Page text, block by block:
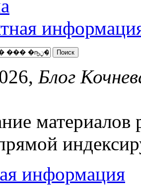
Блог
материалов
информация